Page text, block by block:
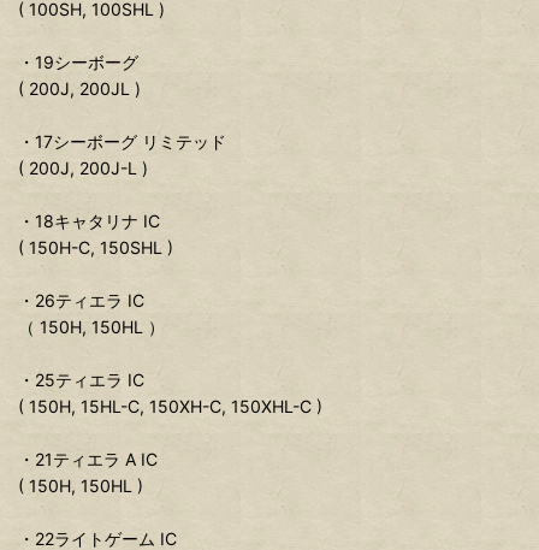
( 100SH, 100SHL )
・19シーボーグ
( 200J, 200JL )
・17シーボーグ リミテッド
( 200J, 200J-L )
・18キャタリナ IC
( 150H-C, 150SHL )
・26ティエラ IC
（ 150H, 150HL ）
・25ティエラ IC
( 150H, 15HL-C, 150XH-C, 150XHL-C )
・21ティエラ A IC
( 150H, 150HL )
・22ライトゲーム IC